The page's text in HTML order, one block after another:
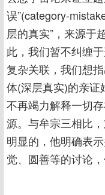
误”(category-
层的真实”，来源于
此，我们暂不纠缠
复杂关联，我们想
体(深层真实)的亲证
不再竭力解释一切
源。与牟宗三相比
明显的，他明确表
觉、圆善等的讨论，